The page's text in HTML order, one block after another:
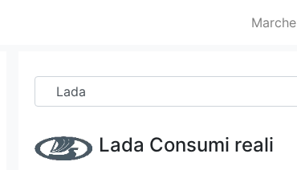
Marche
Lada Consumi reali